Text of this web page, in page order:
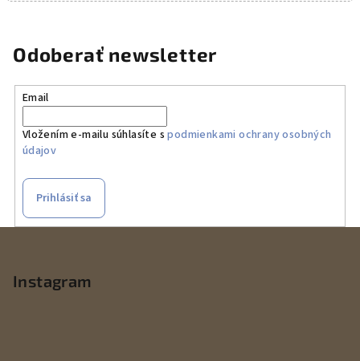
Odoberať newsletter
Email
Vložením e-mailu súhlasíte spodmienkami ochrany osobných
údajov
Prihlásiť sa
Instagram